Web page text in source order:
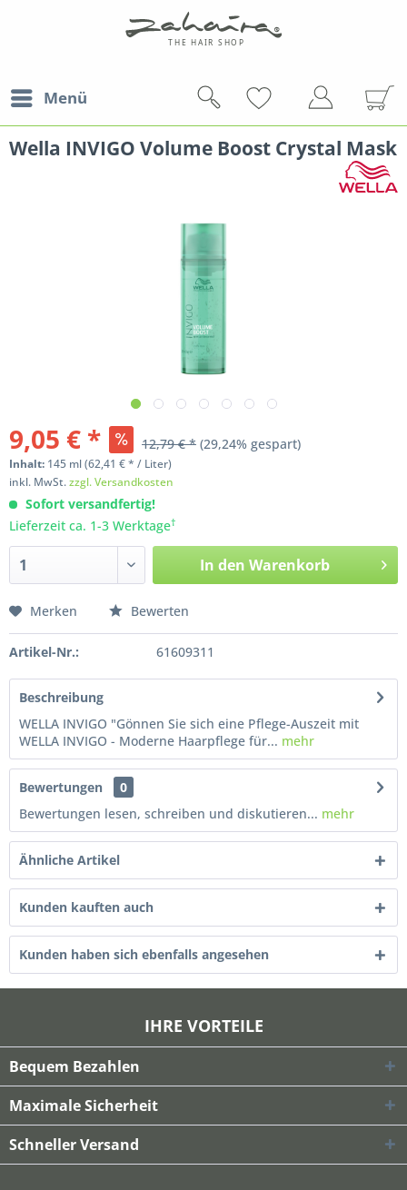
Menü
Wella INVIGO Volume Boost Crystal Mask
9,05 € * 12,79 € * (29,24% gespart)
Inhalt: 145 ml(62,41 € * / Liter)
inkl. MwSt.zzgl. Versandkosten
Sofort versandfertig!
Lieferzeit ca. 1-3 Werktage†
In den Warenkorb
Merken Bewerten
Artikel-Nr.: 61609311
Beschreibung
WELLA INVIGO "Gönnen Sie sich eine Pflege-Auszeit mit
WELLA INVIGO - Moderne Haarpflege für... mehr
Bewertungen
0
Bewertungen lesen, schreiben und diskutieren... mehr
Ähnliche Artikel
Kunden kauften auch
Kunden haben sich ebenfalls angesehen
IHRE VORTEILE
Bequem Bezahlen
Maximale Sicherheit
Schneller Versand